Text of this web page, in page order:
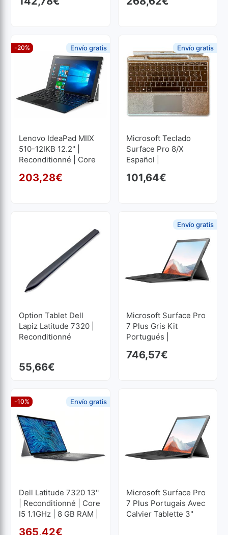
128 GB SSD M2
3000x2000
Lenovo IdeaPad MIIX
510-12IKB 12.2'' |
Reconditionné | Core
256 GB SSD M2
Le prix initial était :
203,28€
Le prix actuel est :
-20% Envío gratis
Microsoft Teclado
Surface Pro 8/X
Español |
101,64€
Envío gratis
Option Tablet Dell
Lapiz Latitude 7320 |
Reconditionné
55,66€
Microsoft Surface Pro
7 Plus Gris Kit
Portugués |
746,57€
Envío gratis
Dell Latitude 7320 13''
| Reconditionné | Core
I5 1.1GHz | 8 GB RAM |
365,42€
-10% Envío gratis
Microsoft Surface Pro
7 Plus Portugais Avec
Calvier Tablette 3"